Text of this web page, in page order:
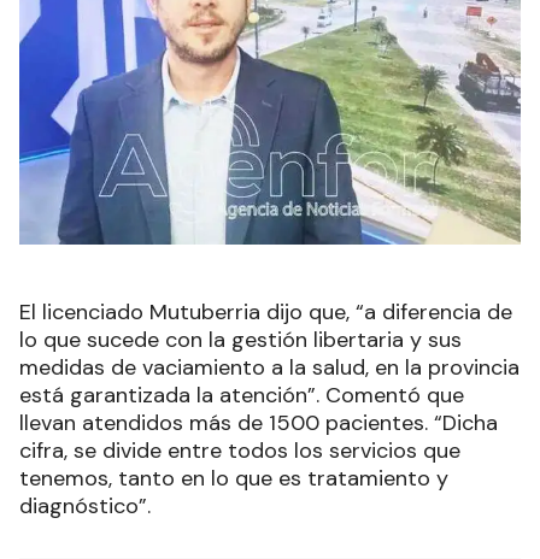
El licenciado Mutuberria dijo que, “a diferencia de
lo que sucede con la gestión libertaria y sus
medidas de vaciamiento a la salud, en la provincia
está garantizada la atención”. Comentó que
llevan atendidos más de 1500 pacientes. “Dicha
cifra, se divide entre todos los servicios que
tenemos, tanto en lo que es tratamiento y
diagnóstico”.